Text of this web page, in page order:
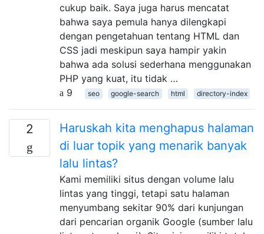
cukup baik. Saya juga harus mencatat
bahwa saya pemula hanya dilengkapi
dengan pengetahuan tentang HTML dan
CSS jadi meskipun saya hampir yakin
bahwa ada solusi sederhana menggunakan
PHP yang kuat, itu tidak …
9
seo google-search html directory-index
2
Haruskah kita menghapus halaman
di luar topik yang menarik banyak
lalu lintas?
Kami memiliki situs dengan volume lalu
lintas yang tinggi, tetapi satu halaman
menyumbang sekitar 90% dari kunjungan
dari pencarian organik Google (sumber lalu